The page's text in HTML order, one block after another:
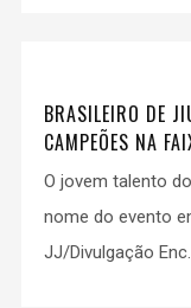
BRASILEIRO DE
CAMPEÕES NA
O jovem talento
nome do evento
JJ/Divulgação